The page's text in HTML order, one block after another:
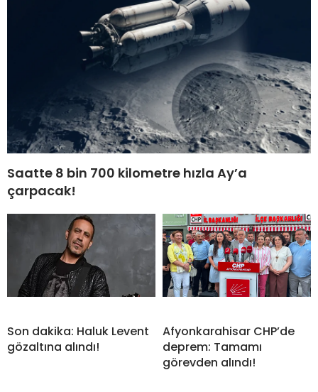
Saatte 8 bin 700 kilometre hızla Ay’a
çarpacak!
Son dakika: Haluk Levent
gözaltına alındı!
Afyonkarahisar CHP’de
deprem: Tamamı
görevden alındı!